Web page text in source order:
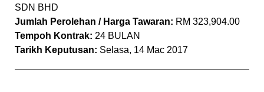
SDN BHD
Jumlah Perolehan / Harga Tawaran: RM 323,904.00
Tempoh Kontrak: 24 BULAN
Tarikh Keputusan: Selasa, 14 Mac 2017